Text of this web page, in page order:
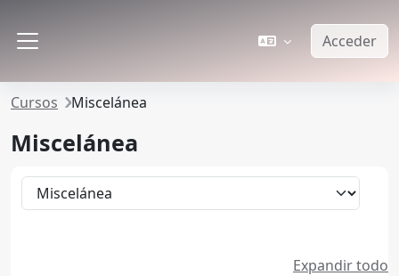
Acceder
Cursos Miscelánea
Miscelánea
Categorías
Expandir todo